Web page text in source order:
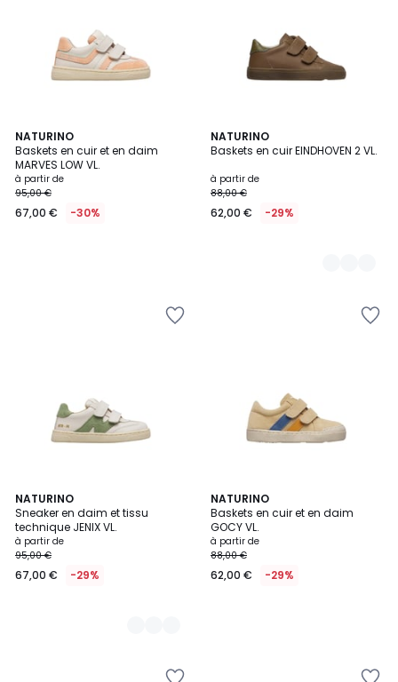
NATURINO
Baskets en cuir et en daim
MARVES LOW VL.
à partir de
95,00 €
67,00 € -30%
NATURINO
Baskets en cuir EINDHOVEN 2 VL.
à partir de
88,00 €
62,00 € -29%
4
Couleurs
NATURINO
Sneaker en daim et tissu
technique JENIX VL.
à partir de
95,00 €
67,00 € -29%
2
Couleurs
NATURINO
Baskets en cuir et en daim
GOCY VL.
à partir de
88,00 €
62,00 € -29%